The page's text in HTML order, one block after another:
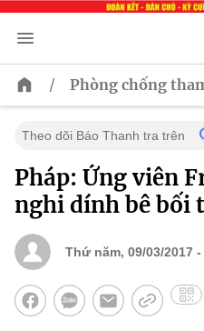
/ Phòng chống
Theo dõi Báo Thanh tra trên
Pháp: Ứng viên
nghi dính bê bối
Thứ năm, 09/03/2017